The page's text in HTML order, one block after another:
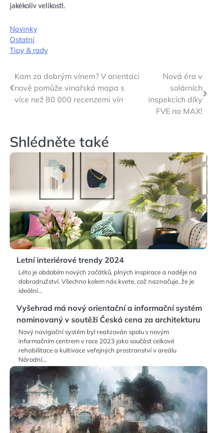
jakékoliv velikosti.
Novinky
Ostatní
Tipy & rady
Navigace
pro
Kam za dobrým vínem? V orientaci
nově pomůže vinařská mapa s
více než 80 000 recenzemi vín
Nová éra v
solárních
inspekcích díky
FVE na MAX!
Shlédněte také
Letní interiérové trendy 2024
Léto je obdobím nových začátků, plných inspirace a naděje na
dobrodružství. Všechno kolem nás kvete, což naznačuje, že je
ideální…
Vyšehrad má nový orientační a informační systém
nominovaný v soutěži Česká cena za architekturu
Nový navigační systém byl realizován spolu s novým
informačním centrem v roce 2023 jako součást celkové
rehabilitace a kultivace veřejných prostranství v areálu
Národní…